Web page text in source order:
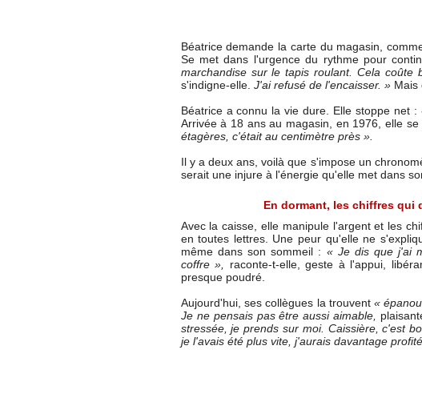
Béatrice demande la carte du magasin,
Se met dans l'urgence du rythme pour
marchandise sur le tapis roulant. Cela coûte
s'indigne-elle. J'ai refusé de l'encaisser. »Mais
Béatrice a connu la vie dure. Elle stoppe net :
Arrivée à 18 ans au magasin, en 1976, elle
étagères, c'était au centimètre près ».
Il y a deux ans, voilà que s'impose un
serait une injure à l'énergie qu'elle met dans
En dormant, les chiffres qui
Avec la caisse, elle manipule l'argent et les
en toutes lettres. Une peur qu'elle ne
même dans son sommeil : « Je dis que j'ai
coffre »,
raconte-t-elle, geste à l'appui,
presque poudré.
Aujourd'hui, ses collègues la trouvent«
Je ne pensais pas être aussi aimable,
stressée, je prends sur moi. Caissière, c'est
je l'avais été plus vite, j'aurais davantage